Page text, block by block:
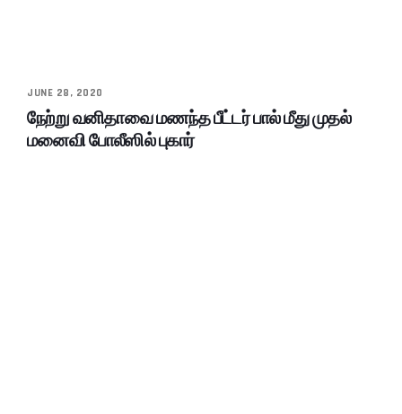
JUNE 28, 2020
நேற்று வனிதாவை மணந்த பீட்டர் பால் மீது முதல்
மனைவி போலீஸில் புகார்